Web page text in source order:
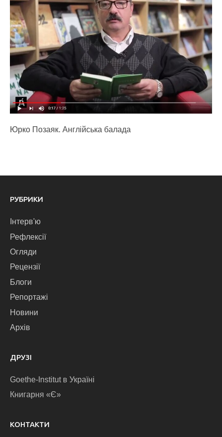
Юрко Позаяк. Англійська балада
РУБРИКИ
Інтерв'ю
Рефлексії
Огляди
Рецензії
Блоги
Репортажі
Новини
Архів
ДРУЗІ
Goethe-Institut в Україні
Книгарня «Є»
КОНТАКТИ